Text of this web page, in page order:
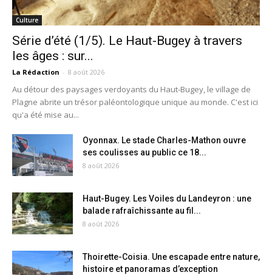
Culture
Série d’été (1/5). Le Haut-Bugey à travers
les âges : sur...
La Rédaction - 8 août 2026
Au détour des paysages verdoyants du Haut-Bugey, le village de
Plagne abrite un trésor paléontologique unique au monde. C'est ici
qu'a été mise au...
Oyonnax. Le stade Charles-Mathon ouvre
ses coulisses au public ce 18...
8 août 2026
Haut-Bugey. Les Voiles du Landeyron : une
balade rafraîchissante au fil...
8 août 2026
Thoirette-Coisia. Une escapade entre nature,
histoire et panoramas d’exception